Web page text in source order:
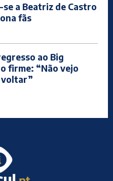
a Beatriz de Castro
fãs
ao Big
firme: “Não vejo
voltar”